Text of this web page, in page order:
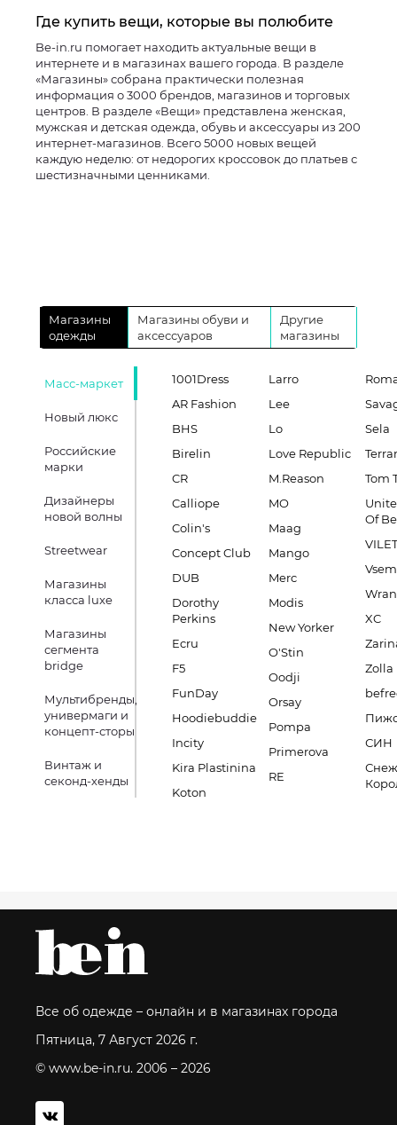
Где купить вещи, которые вы полюбите
Be-in.ru помогает находить актуальные вещи в
интернете и в магазинах вашего города. В разделе
«Магазины» собрана практически полезная
информация о 3000 брендов, магазинов и торговых
центров. В разделе «Вещи» представлена женская,
мужская и детская одежда, обувь и аксессуары из 200
интернет-магазинов. Всего 5000 новых вещей
каждую неделю: от недорогих кроссовок до платьев с
шестизначными ценниками.
Магазины
одежды
Магазины обуви и
аксессуаров
Другие
магазины
Масс-маркет
Новый люкс
Российские
марки
Дизайнеры
новой волны
Streetwear
Магазины
класса luxe
Магазины
сегмента
bridge
Мультибренды,
универмаги и
концепт-сторы
Винтаж и
секонд-хенды
1001Dress
AR Fashion
BHS
Birelin
CR
Calliope
Colin's
Concept Club
DUB
Dorothy
Perkins
Ecru
F5
FunDay
Hoodiebuddie
Incity
Kira Plastinina
Koton
Larro
Lee
Lo
Love Republic
M.Reason
MO
Maag
Mango
Merc
Modis
New Yorker
O'Stin
Oodji
Orsay
Pompa
Primerova
RE
Sela
Tom
Of
VILET
XC
Zolla
СИН
Все об одежде – онлайн и в магазинах города
Пятница, 7 Август 2026 г.
© www.be-in.ru. 2006 – 2026